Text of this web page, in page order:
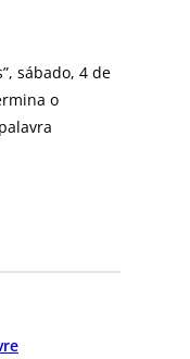
sábado, 4 de
o